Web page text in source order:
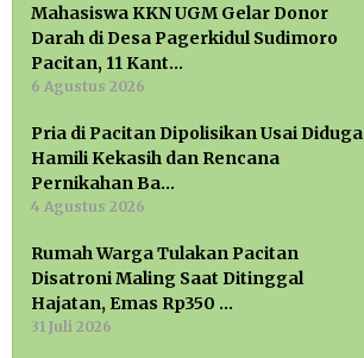
Mahasiswa KKN UGM Gelar Donor
Darah di Desa Pagerkidul Sudimoro
Pacitan, 11 Kant…
6 Agustus 2026
Pria di Pacitan Dipolisikan Usai Diduga
Hamili Kekasih dan Rencana
Pernikahan Ba…
4 Agustus 2026
Rumah Warga Tulakan Pacitan
Disatroni Maling Saat Ditinggal
Hajatan, Emas Rp350 …
31 Juli 2026